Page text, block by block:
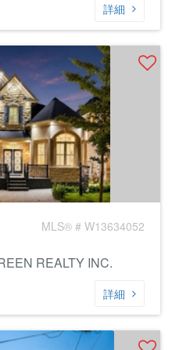
詳細
MLS® # W13634052
REALTY INC.
詳細